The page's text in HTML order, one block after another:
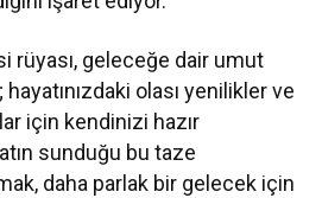
rüyası, geleceğe dair umut
olası yenilikler ve
için kendinizi hazır
sunduğu bu taze
daha parlak bir gelecek için